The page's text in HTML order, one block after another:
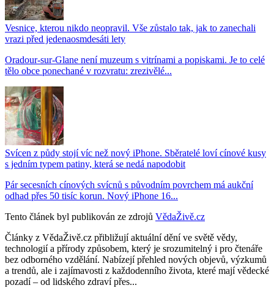
Vesnice, kterou nikdo neopravil. Vše zůstalo tak, jak to zanechali
vrazi před jedenaosmdesáti lety
Oradour-sur-Glane není muzeum s vitrínami a popiskami. Je to celé
tělo obce ponechané v rozvratu: zrezivělé...
Svícen z půdy stojí víc než nový iPhone. Sběratelé loví cínové kusy
s jedním typem patiny, která se nedá napodobit
Pár secesních cínových svícnů s původním povrchem má aukční
odhad přes 50 tisíc korun. Nový iPhone 16...
Tento článek byl publikován ze zdrojů VědaŽivě.cz
Články z VědaŽivě.cz přibližují aktuální dění ve světě vědy,
technologií a přírody způsobem, který je srozumitelný i pro čtenáře
bez odborného vzdělání. Nabízejí přehled nových objevů, výzkumů
a trendů, ale i zajímavosti z každodenního života, které mají vědecké
pozadí – od lidského zdraví přes...